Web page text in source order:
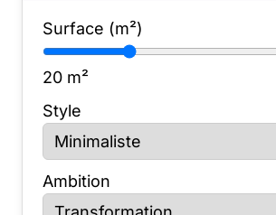
Surface (m²)
20 m²
Style
Ambition